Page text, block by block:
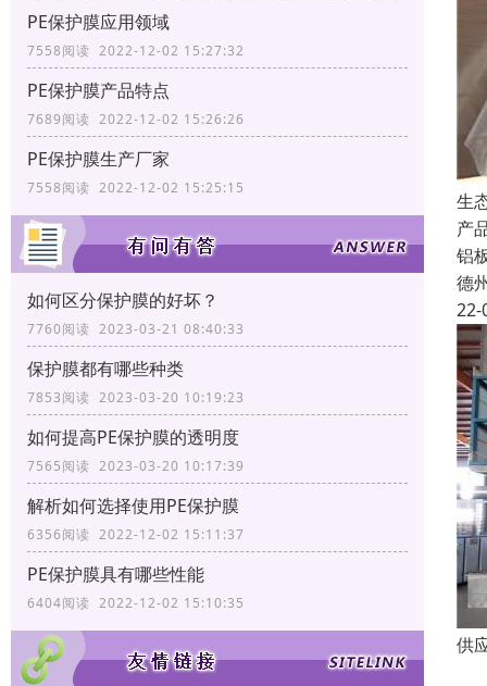
PE保护膜应用领域
7558阅读 2022-12-02 15:27:32
PE保护膜产品特点
7689阅读 2022-12-02 15:26:26
PE保护膜生产厂家
7558阅读 2022-12-02 15:25:15
如何区分保护膜的好坏？
7760阅读 2023-03-21 08:40:33
保护膜都有哪些种类
7853阅读 2023-03-20 10:19:23
如何提高PE保护膜的透明度
7565阅读 2023-03-20 10:17:39
解析如何选择使用PE保护膜
6356阅读 2022-12-02 15:11:37
PE保护膜具有哪些性能
6404阅读 2022-12-02 15:10:35
生
产
铝
德
22-
供